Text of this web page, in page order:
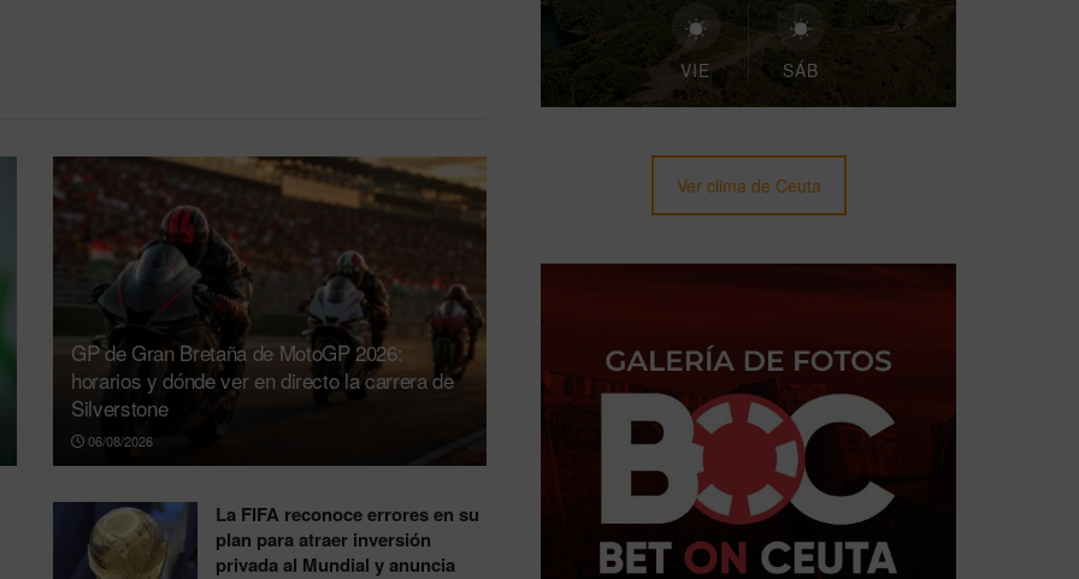
GP de Gran Bretaña de MotoGP 2026:
horarios y dónde ver en directo la carrera de
Silverstone
06/08/2026
La FIFA reconoce errores en su
plan para atraer inversión
privada al Mundial y anuncia
VIE SÁB
Ver clima de Ceuta